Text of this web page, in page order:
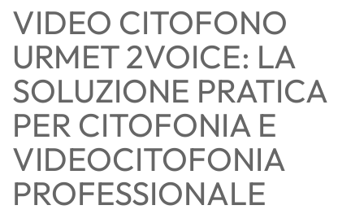
VIDEO CITOFONO
URMET 2VOICE: LA
SOLUZIONE PRATICA
PER CITOFONIA E
VIDEOCITOFONIA
PROFESSIONALE